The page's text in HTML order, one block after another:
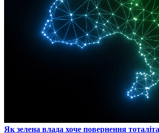
​Як зелена влада хоче повернення